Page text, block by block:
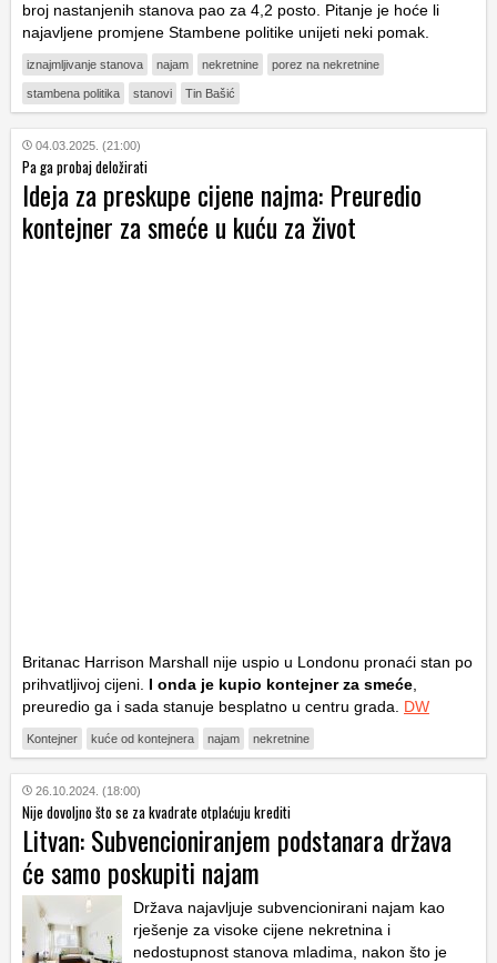
broj nastanjenih stanova pao za 4,2 posto. Pitanje je hoće li
najavljene promjene Stambene politike unijeti neki pomak.
iznajmljivanje stanova najam nekretnine porez na nekretnine
stambena politika stanovi Tin Bašić
04.03.2025. (21:00)
Pa ga probaj deložirati
Ideja za preskupe cijene najma: Preuredio
kontejner za smeće u kuću za život
Britanac Harrison Marshall nije uspio u Londonu pronaći stan po
prihvatljivoj cijeni. I onda je kupio kontejner za smeće
preuredio ga i sada stanuje besplatno u centru grada. DW
Kontejner kuće od kontejnera najam nekretnine
26.10.2024. (18:00)
Nije dovoljno što se za kvadrate otplaćuju krediti
Litvan: Subvencioniranjem podstanara država
će samo poskupiti najam
Država najavljuje subvencionirani najam kao
rješenje za visoke cijene nekretnina i
nedostupnost stanova mladima, nakon što je